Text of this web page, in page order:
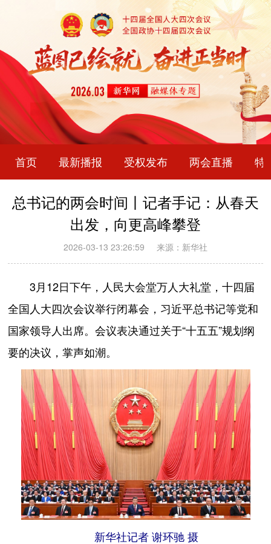
首页 最新播报 受权发布 两会直播 特
总书记的两会时间丨记者手记：从春天
出发，向更高峰攀登
2026-03-13 23:26:59 来源：新华社
3月12日下午，人民大会堂万人大礼堂，十四届
全国人大四次会议举行闭幕会，习近平总书记等党和
国家领导人出席。会议表决通过关于“十五五”规划纲
要的决议，掌声如潮。
新华社记者 谢环驰 摄